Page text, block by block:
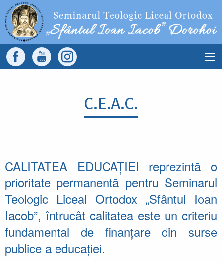
Sari la conținutul principal
Main
C.E.A.C.
CALITATEA EDUCAȚIEI reprezintă o
prioritate permanentă pentru Seminarul
Teologic Liceal Ortodox „Sfântul Ioan
Iacob”, întrucât calitatea este un criteriu
fundamental de finanțare din surse
publice a educației.